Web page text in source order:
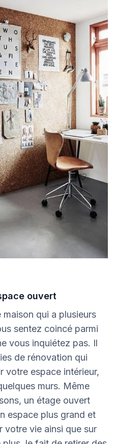
ouvert
qui a plusieurs
sentez coincé parmi
vous inquiétez pas. Il
de rénovation qui
votre espace intérieur,
murs. Même
un étage ouvert
espace plus grand et
votre vie ainsi que sur